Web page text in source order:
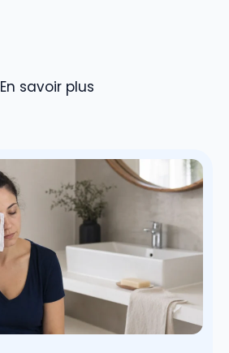
En savoir plus